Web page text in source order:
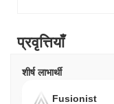
प्रवृत्तियाँ
शीर्ष लाभार्थी
Fusionist